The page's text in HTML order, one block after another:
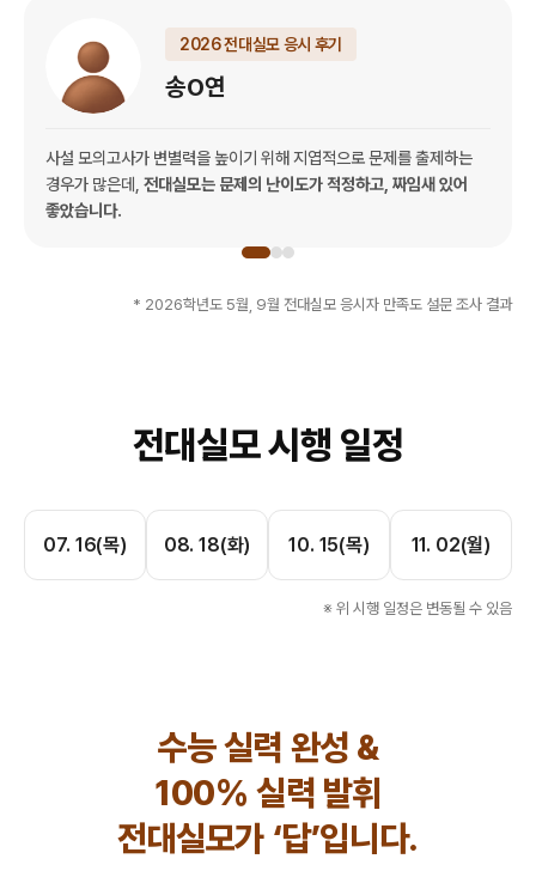
2026 전대실모 응시 후기
송O연
사설 모의고사가 변별력을 높이기 위해 지엽적으로 문제를 출제하는
경우가 많은데,전대실모는 문제의 난이도가 적정하고, 짜임새 있어
좋았습니다.
* 2026학년도 5월, 9월 전대실모 응시자 만족도 설문 조사 결과
전대실모 시행 일정
07. 16(목) 08. 18(화) 10. 15(목) 11. 02(월)
※ 위 시행 일정은 변동될 수 있음
수능 실력 완성 &
100% 실력 발휘
전대실모가 ‘답’입니다.